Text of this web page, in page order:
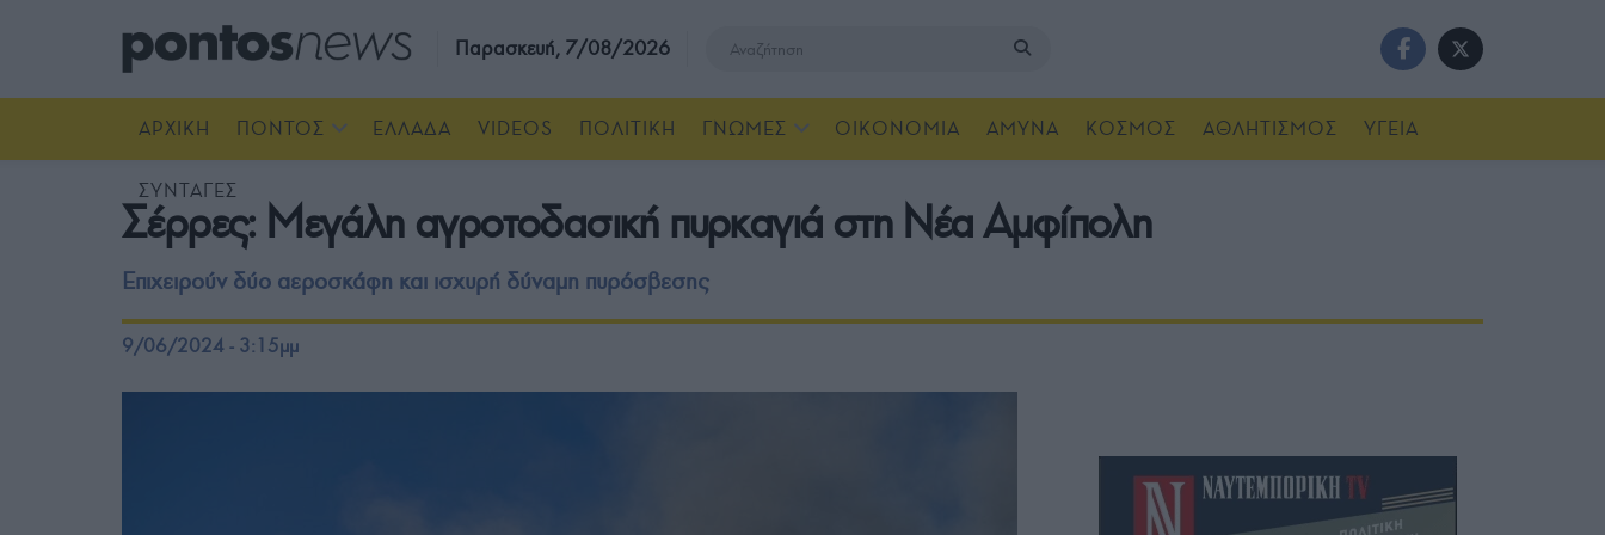
Παρασκευή, 7/08/2026
ΑΡΧΙΚΗ ΠΟΝΤΟΣ ΕΛΛΑΔΑ VIDEOS ΠΟΛΙΤΙΚΗ ΓΝΩΜΕΣ ΟΙΚΟΝΟΜΙΑ ΑΜΥΝΑ ΚΟΣΜΟΣ ΑΘΛΗΤΙΣΜΟΣ ΥΓΕΙΑ
ΣΥΝΤΑΓΕΣ
Σέρρες: Μεγάλη αγροτοδασική πυρκαγιά στη Νέα Αμφίπολη
Επιχειρούν δύο αεροσκάφη και ισχυρή δύναμη πυρόσβεσης
9/06/2024 - 3:15μμ